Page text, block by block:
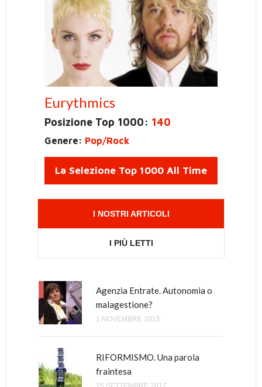
Eurythmics
Posizione Top 1000: 140
Genere: Pop/Rock
La Selezione Top 1000 All Time
I NOSTRI ARTICOLI
I PIÙ LETTI
Agenzia Entrate. Autonomia o
malagestione?
1 NOVEMBRE 2015
RIFORMISMO. Una parola
fraintesa
Come è nato tutto questo odio
verso Renzi, il Malaussène
italiano?
Perché Renzi è di sinistra e